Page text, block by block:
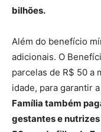
bilhões.
Além do benefício
adicionais. O
parcelas de R$ 50 a
idade, para garantir
Família também
gestantes e